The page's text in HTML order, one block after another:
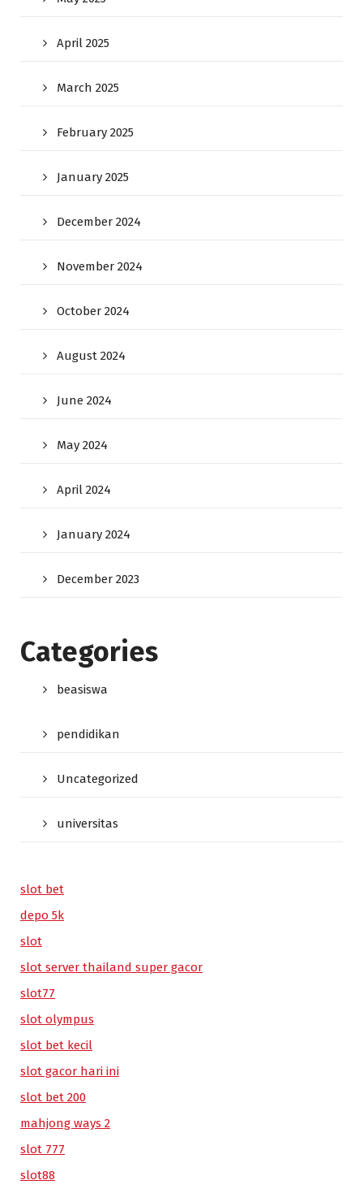
April 2025
March 2025
February 2025
January 2025
December 2024
November 2024
October 2024
August 2024
June 2024
May 2024
April 2024
January 2024
December 2023
Categories
beasiswa
pendidikan
Uncategorized
universitas
slot bet
depo 5k
slot
slot server thailand super gacor
slot77
slot olympus
slot bet kecil
slot gacor hari ini
slot bet 200
mahjong ways 2
slot 777
slot88